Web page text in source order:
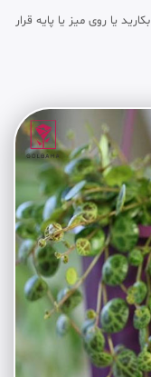
یا روی میز یا پایه قرار